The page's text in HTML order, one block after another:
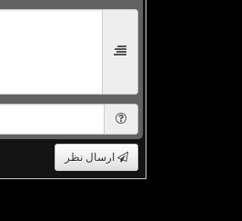
ارسال نظر